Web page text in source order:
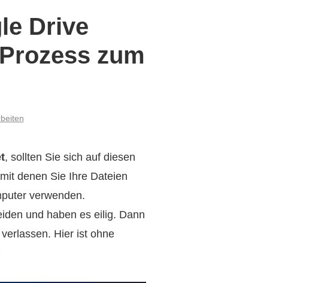
Drive
zum
, sollten Sie sich auf diesen
denen Sie Ihre Dateien
verwenden.
und haben es eilig. Dann
Hier ist ohne